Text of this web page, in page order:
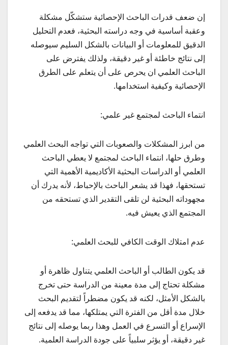
إن ضعف قدرات الباحث الإحصائية ستشكّل مشكلة
وعقبة أساسية في وجه دراسته البحثية، فعدم التحليل
الدقيق للمعلومات أو البيانات بالشكل السليم سيوصله
إلى نتائج خاطئة أو غير دقيقة، ولذلك يفترض على
الباحث العلمي ان يحرص على أن يتعلم على الطرق
الإحصائية وكيفية استخدامها.
انتماء الباحث لمجتمع غير علمي:
من ابرز المشكلات والصعوبات التي تواجه البحث العلمي
وطرق حلها، انتماء الباحث لمجتمع لا يعطي الباحث
العلمي أو الدراسات البحثية الأكاديمية الأهمية التي
تستحقها، فهذا قد يشعر الباحث بالإحباط، لأنه يدرك أن
مجهوداته البحثية لن تلقى التقدير الذي تستحقه من
المجتمع الذي يعيش فيه.
عدم امتلاك الوقت الكافي للبحث العلمي:
قد يكون الطالب أو الباحث العلمي يتناول ظاهرة أو
مشكلة تحتاج إلى مدة معينة من الدراسة حتى تخرج
بالشكل الأمثل، لكنه قد يكون مضطراً لتقديم البحث
خلال مدة أقل من الفترة التي يمتلكها، مما قد يدفعه إلى
الإسراع أو التسرع في العمل وهذا ربما يوصله إلى نتائج
غير دقيقة، أو يؤثر سلبياً على جودة الدراسة العلمية.